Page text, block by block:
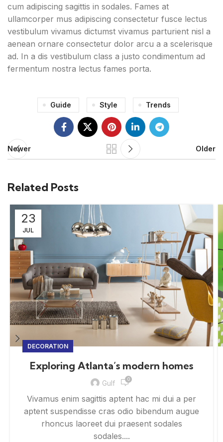
cum adipiscing sagittis in sodales. Fames at
ullamcorper mus adipiscing consectetur fusce lectus
vestibulum vivamus dictumst vivamus parturient nisl a
aenean ornare consectetur dolor arcu a a scelerisque
ad. In a dis vestibulum class a justo condimentum ad
fermentum nostra lectus fames porta.
Guide Style Trends
Newer Older
Related Posts
23
JUL
DECORATION
Exploring Atlanta’s modern homes
Gulf 0
Vivamus enim sagittis aptent hac mi dui a per
aptent suspendisse cras odio bibendum augue
rhoncus laoreet dui praesent sodales
sodales....